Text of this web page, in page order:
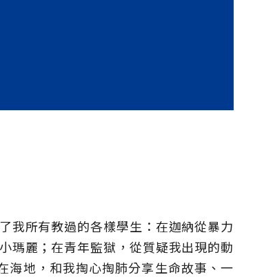
我所有教過的各樣學生：在迦納從暴力
瑪麗；在青年監獄，從質疑我出現的動
海地，和我掏心掏肺分享生命故事、一